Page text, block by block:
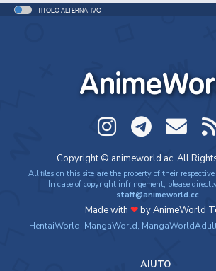
TITOLO ALTERNATIVO
Copyright © animeworld.ac. All
All files on this site are the property of their
In case of copyright infringement, please
staff@animeworld.cc.
Made with ❤by AnimeWorld
HentaiWorld, MangaWorld,
AIUTO